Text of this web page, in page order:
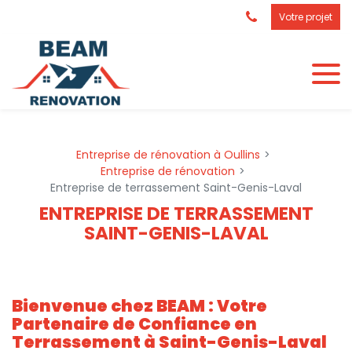
Votre projet
Entreprise de rénovation à Oullins
Entreprise de rénovation
Entreprise de terrassement Saint-Genis-Laval
ENTREPRISE DE TERRASSEMENT
SAINT-GENIS-LAVAL
Bienvenue chez BEAM : Votre
Partenaire de Confiance en
Terrassement à Saint-Genis-Laval